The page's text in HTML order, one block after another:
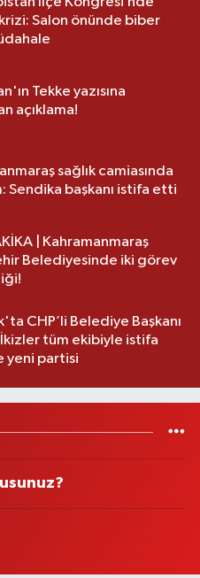
Salon önünde biber
Tekke yazısına
açıklama!
sağlık camiasında
Sendika başkanı istifa etti
| Kahramanmaraş
Belediyesinde iki görev
CHP’li Belediye Başkanı
tüm ekibiyle istifa
yeni partisi